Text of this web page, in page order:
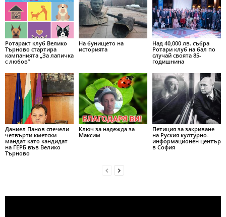
Ротаракт клуб Велико
Търново стартира
кампанията „За лапичка
с любов”
На бунището на
историята
Над 40,000 лв. събра
Ротари клуб на бал по
случай своята 85-
годишнина
Даниел Панов спечели
четвърти кметски
мандат като кандидат
на ГЕРБ във Велико
Търново
Ключ за надежда за
Максим
Петиция за закриване
на Руския културно-
информационен център
в София